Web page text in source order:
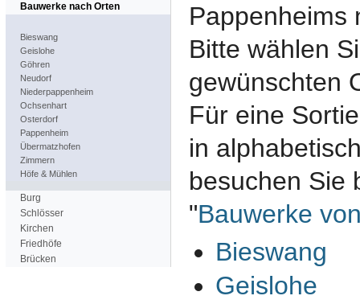
Bauwerke nach Orten
Bieswang
Geislohe
Göhren
Neudorf
Niederpappenheim
Ochsenhart
Osterdorf
Pappenheim
Übermatzhofen
Zimmern
Höfe & Mühlen
Burg
Schlösser
Kirchen
Friedhöfe
Brücken
Pappenheims
Bitte wählen
gewünschten
Für eine
in
besuchen Sie
"Bauwerke
Bieswang
Geislohe